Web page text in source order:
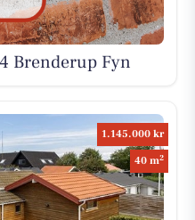
Brenderup Fyn
1.145.000 kr
40 m2